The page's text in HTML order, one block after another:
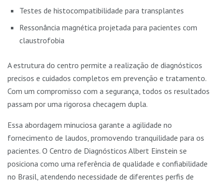
Testes de histocompatibilidade para transplantes
Ressonância magnética projetada para pacientes com
claustrofobia
A estrutura do centro permite a realização de diagnósticos
precisos e cuidados completos em prevenção e tratamento.
Com um compromisso com a segurança, todos os resultados
passam por uma rigorosa checagem dupla.
Essa abordagem minuciosa garante a agilidade no
fornecimento de laudos, promovendo tranquilidade para os
pacientes. O Centro de Diagnósticos Albert Einstein se
posiciona como uma referência de qualidade e confiabilidade
no Brasil, atendendo necessidade de diferentes perfis de